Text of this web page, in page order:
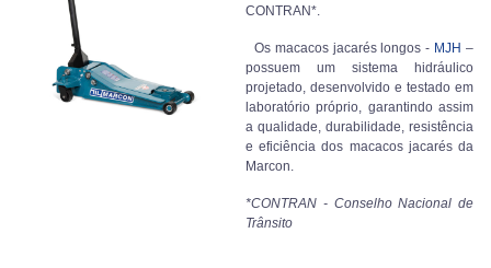
CONTRAN*.
Os macacos jacarés longos - MJH –
possuem um sistema hidráulico
projetado, desenvolvido e testado em
laboratório próprio, garantindo assim
a qualidade, durabilidade, resistência
e eficiência dos macacos jacarés da
Marcon.
*CONTRAN - Conselho Nacional de
Trânsito